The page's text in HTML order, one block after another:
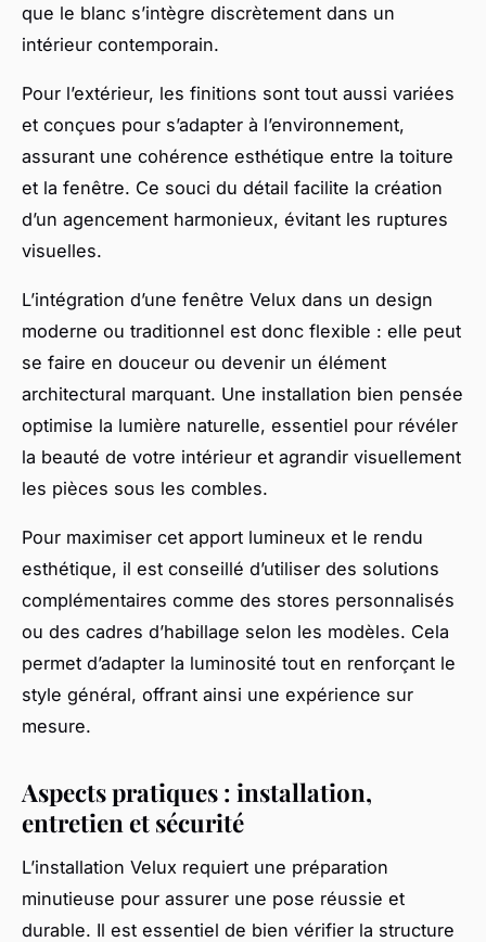
que le blanc s’intègre discrètement dans un
intérieur contemporain.
Pour l’extérieur, les finitions sont tout aussi variées
et conçues pour s’adapter à l’environnement,
assurant une cohérence esthétique entre la toiture
et la fenêtre. Ce souci du détail facilite la création
d’un agencement harmonieux, évitant les ruptures
visuelles.
L’intégration d’une fenêtre Velux dans un design
moderne ou traditionnel est donc flexible : elle peut
se faire en douceur ou devenir un élément
architectural marquant. Une installation bien pensée
optimise la lumière naturelle, essentiel pour révéler
la beauté de votre intérieur et agrandir visuellement
les pièces sous les combles.
Pour maximiser cet apport lumineux et le rendu
esthétique, il est conseillé d’utiliser des solutions
complémentaires comme des stores personnalisés
ou des cadres d’habillage selon les modèles. Cela
permet d’adapter la luminosité tout en renforçant le
style général, offrant ainsi une expérience sur
mesure.
Aspects pratiques : installation,
entretien et sécurité
L’installation Velux requiert une préparation
minutieuse pour assurer une pose réussie et
durable. Il est essentiel de bien vérifier la structure